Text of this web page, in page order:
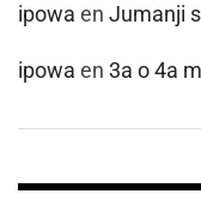
ipowa en Jumanji
ipowa en 3a o 4a